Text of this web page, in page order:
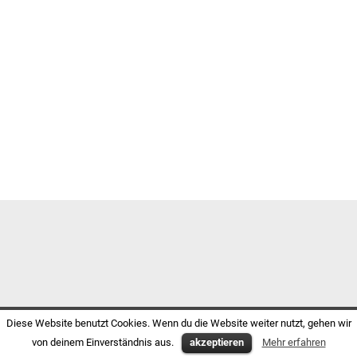
Diese Website benutzt Cookies. Wenn du die Website weiter nutzt, gehen wir
von deinem Einverständnis aus.
akzeptieren Mehr erfahren